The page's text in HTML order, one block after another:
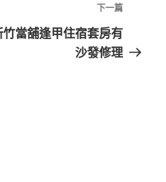
下
一
篇
下一篇
當舖逢甲住宿套房有
沙發修理